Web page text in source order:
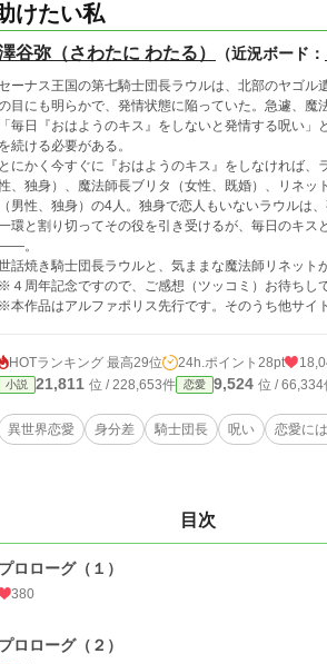
けたい私
谷弥（さわたに わたる） （近況ボード：
セーナス王国の第七騎士団長ラウルは、北部のヤゴ
目にも明らかで、発情状態に陥っていた。急遽、魔
「毎日『おはようのキス』をしないと発情する呪い
を続ける必要がある。
とにかく今すぐに『おはようのキス』をしなければ
、独身）、魔法師長ブリタ（女性、既婚）、リネ
（男性、独身）の4人。独身で恋人もいないラウルは
環と割り切ってその役を引き受けるが、毎日のキス
。
話焼き騎士団長ラウルと、気ままな魔法師リネット
※４周年記念ですので、ご感想（ツッコミ）お待ちし
※本作品はアルファポリス先行です。そのうち他サイ
HOTランキング 最高29位 24h.ポイント 28pt
小説 21,811 位 / 228,653件 恋愛 9,524 位 / 66,334
異世界恋愛 身分差 騎士団長 呪い 恋愛に
目次
プロローグ（１）
380
プロローグ（２）